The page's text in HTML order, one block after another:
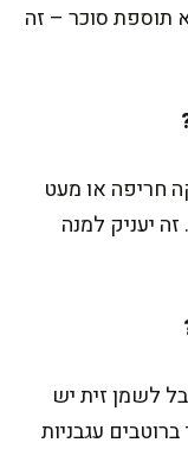
תוספת סוכר – זה
חריפה או מעט
יעניק למנה
לשמן זית יש
עגבניות